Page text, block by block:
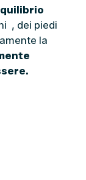
, dei piedi
la